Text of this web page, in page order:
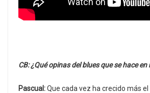
CB: ¿Qué opinas del blues que se hace
Pascual:Que cada vez ha crecido más